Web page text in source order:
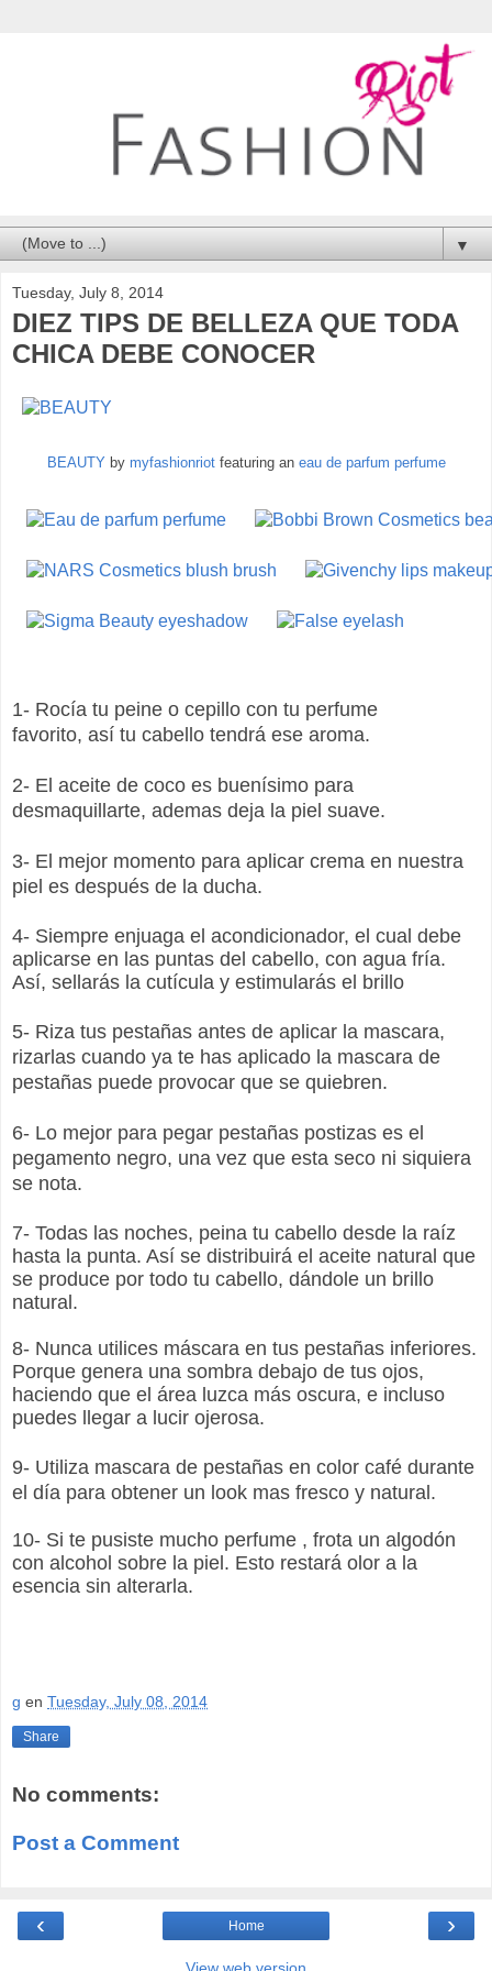
▼
Tuesday, July 8, 2014
DIEZ TIPS DE BELLEZA QUE TODA
CHICA DEBE CONOCER
BEAUTYby myfashionriotfeaturing an eau de parfum perfume
1- Rocía tu peine o cepillo con tu perfume
favorito, así tu cabello tendrá ese aroma.
2- El aceite de coco es buenísimo para
desmaquillarte, ademas deja la piel suave.
3- El mejor momento para aplicar crema en nuestra
piel es después de la ducha.
4- Siempre enjuaga el acondicionador, el cual debe
aplicarse en las puntas del cabello, con agua fría.
Así, sellarás la cutícula y estimularás el brillo
5- Riza tus pestañas antes de aplicar la mascara,
rizarlas cuando ya te has aplicado la mascara de
pestañas puede provocar que se quiebren.
6- Lo mejor para pegar pestañas postizas es el
pegamento negro, una vez que esta seco ni siquiera
se nota.
7- Todas las noches, peina tu cabello desde la raíz
hasta la punta. Así se distribuirá el aceite natural que
se produce por todo tu cabello, dándole un brillo
natural.
8- Nunca utilices máscara en tus pestañas inferiores.
Porque genera una sombra debajo de tus ojos,
haciendo que el área luzca más oscura, e incluso
puedes llegar a lucir ojerosa.
9- Utiliza mascara de pestañas en color café durante
el día para obtener un look mas fresco y natural.
10- Si te pusiste mucho perfume , frota un algodón
con alcohol sobre la piel. Esto restará olor a la
esencia sin alterarla.
g en Tuesday, July 08, 2014
Share
No comments:
Post a Comment
‹ ›
Home